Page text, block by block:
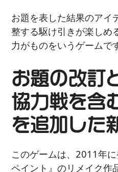
お題を表した結果のアイ
整する駆け引きが楽しめ
力がものをいうゲームで
お題の改訂
協力戦を含
を追加した
このゲームは、2011年
ペイント』のリメイク作